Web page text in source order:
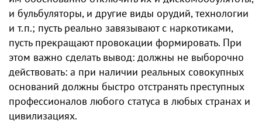
​и бyльбуляторы, и другие виды орудий, технологии
и т.п.; пусть реально завязывают с наркoтиками,
пусть прекращают​​ провокации формировать. При
этом важно сделать вывод: должны не выборочно
действовать: а при наличии реальных совокупных
оснований должны быстро отстранять преступных
профессионалов любого статуса в любых странах и
цивилизациях.